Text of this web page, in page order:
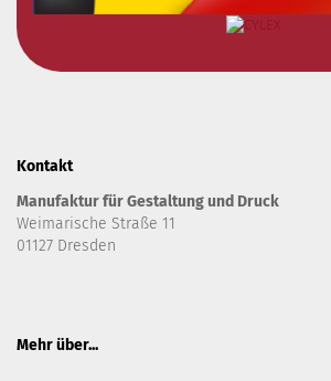
Kontakt
Manufaktur für Gestaltung und Druck
Weimarische Straße 11
01127 Dresden
Mehr über...